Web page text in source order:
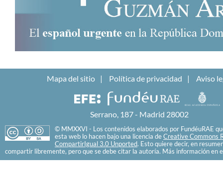
Mapa del sitio Política de privacidad Aviso
Serrano, 187 - Madrid 28002
© MMXXVI - Los contenidos elaborados por FundéuRAE
esta web lo hacen bajo una licencia de Creative Commons
CompartirIgual 3.0 Unported. Esto quiere decir, en
compartir libremente, pero que se debe citar la autoría. Más información en